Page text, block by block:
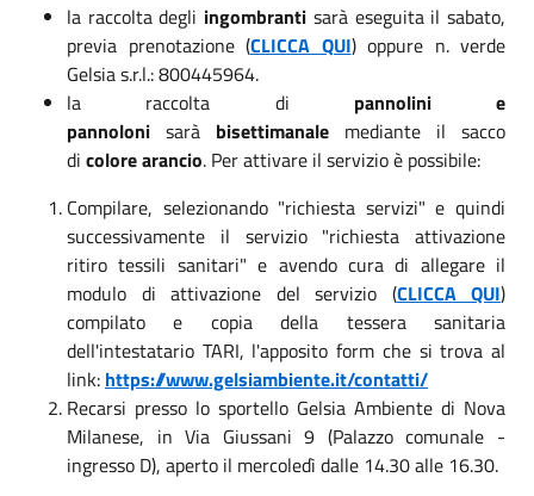
la raccolta degli ingombranti sarà eseguita il sabato,
previa prenotazione (CLICCA QUI) oppure n. verde
Gelsia s.r.l.: 800445964.
la raccolta di pannolini e
pannoloni sarà bisettimanale mediante il sacco
di colore arancio. Per attivare il servizio è possibile:
Compilare, selezionando "richiesta servizi" e quindi
successivamente il servizio "richiesta attivazione
ritiro tessili sanitari" e avendo cura di allegare il
modulo di attivazione del servizio (CLICCA QUI)
compilato e copia della tessera sanitaria
dell'intestatario TARI, l'apposito form che si trova al
link: https://www.gelsiambiente.it/contatti/
Recarsi presso lo sportello Gelsia Ambiente di Nova
Milanese, in Via Giussani 9 (Palazzo comunale -
ingresso D), aperto il mercoledì dalle 14.30 alle 16.30.